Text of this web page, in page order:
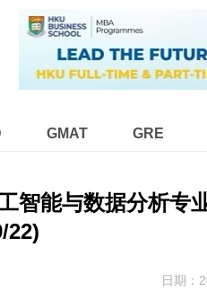
GMAT GRE
智能与数据分析专
22)
日期：